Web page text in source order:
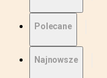
Polecane
Najnowsze